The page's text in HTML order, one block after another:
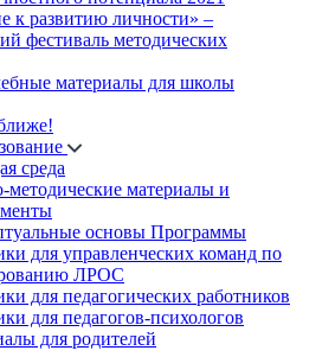
к развитию личности» –
фестиваль методических
материалы для школы
среда
методические материалы и
основы Программы
для управленческих команд по
ЛРОС
для педагогических работников
для педагогов-психологов
для родителей